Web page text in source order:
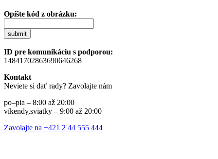
Opíšte kód z obrázku:
submit
ID pre komunikáciu s podporou:
14841702863690646268
Kontakt
Neviete si dať rady? Zavolajte nám
po–pia – 8:00 až 20:00
víkendy,sviatky – 9:00 až 20:00
Zavolajte na +421 2 44 555 444